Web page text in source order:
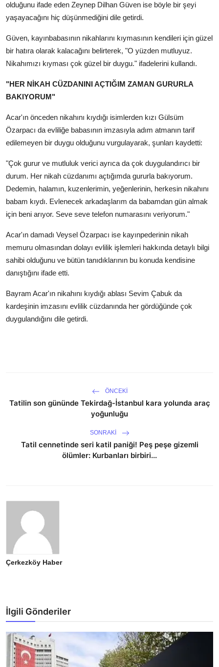
olduğunu ifade eden Zeynep Dilhan Güven ise böyle bir şeyi
yaşayacağını hiç düşünmediğini dile getirdi.
Güven, kayınbabasının nikahlarını kıymasının kendileri için güzel
bir hatıra olarak kalacağını belirterek, "O yüzden mutluyuz.
Nikahımızı kıyması çok güzel bir duygu." ifadelerini kullandı.
"HER NİKAH CÜZDANINI AÇTIĞIM ZAMAN GURURLA
BAKIYORUM"
Acar'ın önceden nikahını kıydığı isimlerden kızı Gülsüm
Özarpacı da evliliğe babasının imzasıyla adım atmanın tarif
edilemeyen bir duygu olduğunu vurgulayarak, şunları kaydetti:
"Çok gurur ve mutluluk verici ayrıca da çok duygulandırıcı bir
durum. Her nikah cüzdanımı açtığımda gururla bakıyorum.
Dedemin, halamın, kuzenlerimin, yeğenlerinin, herkesin nikahını
babam kıydı. Evlenecek arkadaşlarım da babamdan gün almak
için beni arıyor. Seve seve telefon numarasını veriyorum."
Acar'ın damadı Veysel Özarpacı ise kayınpederinin nikah
memuru olmasından dolayı evlilik işlemleri hakkında detaylı bilgi
sahibi olduğunu ve bütün tanıdıklarının bu konuda kendisine
danıştığını ifade etti.
Bayram Acar'ın nikahını kıydığı ablası Sevim Çabuk da
kardeşinin imzasını evlilik cüzdanında her gördüğünde çok
duygulandığını dile getirdi.
ÖNCEKI
Tatilin son gününde Tekirdağ-İstanbul kara yolunda araç
yoğunluğu
SONRAKI
Tatil cennetinde seri katil paniği! Peş peşe gizemli
ölümler: Kurbanları birbiri...
Çerkezköy Haber
İlgili Gönderiler